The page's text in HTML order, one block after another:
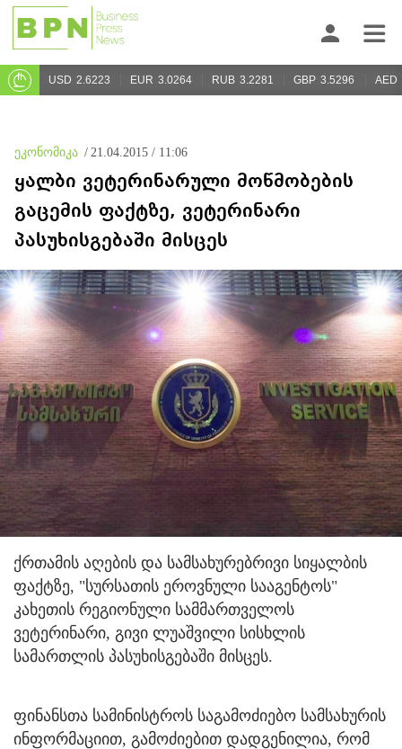
USD 2.6223 EUR 3.0264 RUB 3.2281 GBP 3.5296 AED
ეკონომიკა / 21.04.2015 / 11:06
ყალბი ვეტერინარული მოწმობების
გაცემის ფაქტზე, ვეტერინარი
პასუხისგებაში მისცეს
ქრთამის აღების და სამსახურებრივი სიყალბის
ფაქტზე, "სურსათის ეროვნული სააგენტოს"
კახეთის რეგიონული სამმართველოს
ვეტერინარი, გივი ლუაშვილი სისხლის
სამართლის პასუხისგებაში მისცეს.
ფინანსთა სამინისტროს საგამოძიებო სამსახურის
ინფორმაციით, გამოძიებით დადგენილია, რომ